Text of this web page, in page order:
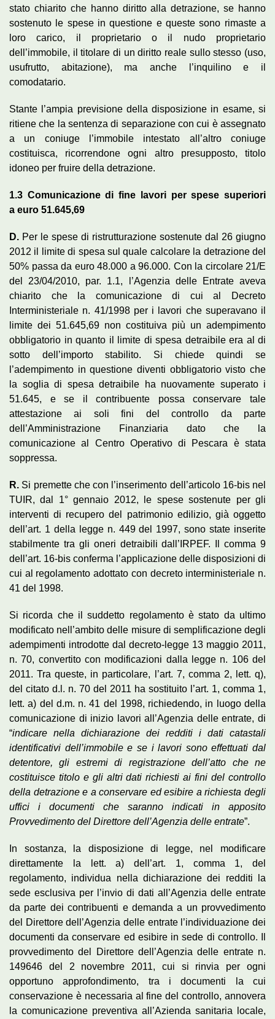
stato chiarito che hanno diritto alla detrazione, se hanno
sostenuto le spese in questione e queste sono rimaste a
loro carico, il proprietario o il nudo proprietario
dell’immobile, il titolare di un diritto reale sullo stesso (uso,
usufrutto, abitazione), ma anche l’inquilino e il
comodatario.
Stante l’ampia previsione della disposizione in esame, si
ritiene che la sentenza di separazione con cui è assegnato
a un coniuge l’immobile intestato all’altro coniuge
costituisca, ricorrendone ogni altro presupposto, titolo
idoneo per fruire della detrazione.
1.3 Comunicazione di fine lavori per spese superiori
a euro 51.645,69
D. Per le spese di ristrutturazione sostenute dal 26 giugno
2012 il limite di spesa sul quale calcolare la detrazione del
50% passa da euro 48.000 a 96.000. Con la circolare 21/E
del 23/04/2010, par. 1.1, l’Agenzia delle Entrate aveva
chiarito che la comunicazione di cui al Decreto
Interministeriale n. 41/1998 per i lavori che superavano il
limite dei 51.645,69 non costituiva più un adempimento
obbligatorio in quanto il limite di spesa detraibile era al di
sotto dell’importo stabilito. Si chiede quindi se
l’adempimento in questione diventi obbligatorio visto che
la soglia di spesa detraibile ha nuovamente superato i
51.645, e se il contribuente possa conservare tale
attestazione ai soli fini del controllo da parte
dell’Amministrazione Finanziaria dato che la
comunicazione al Centro Operativo di Pescara è stata
soppressa.
R. Si premette che con l’inserimento dell’articolo 16-bis nel
TUIR, dal 1° gennaio 2012, le spese sostenute per gli
interventi di recupero del patrimonio edilizio, già oggetto
dell’art. 1 della legge n. 449 del 1997, sono state inserite
stabilmente tra gli oneri detraibili dall’IRPEF. Il comma 9
dell’art. 16-bis conferma l’applicazione delle disposizioni di
cui al regolamento adottato con decreto interministeriale n.
41 del 1998.
Si ricorda che il suddetto regolamento è stato da ultimo
modificato nell’ambito delle misure di semplificazione degli
adempimenti introdotte dal decreto-legge 13 maggio 2011,
n. 70, convertito con modificazioni dalla legge n. 106 del
2011. Tra queste, in particolare, l’art. 7, comma 2, lett. q),
del citato d.l. n. 70 del 2011 ha sostituito l’art. 1, comma 1,
lett. a) del d.m. n. 41 del 1998, richiedendo, in luogo della
comunicazione di inizio lavori all’Agenzia delle entrate, di
“indicare nella dichiarazione dei redditi i dati catastali
identificativi dell’immobile e se i lavori sono effettuati dal
detentore, gli estremi di registrazione dell’atto che ne
costituisce titolo e gli altri dati richiesti ai fini del controllo
della detrazione e a conservare ed esibire a richiesta degli
uffici i documenti che saranno indicati in apposito
Provvedimento del Direttore dell’Agenzia delle entrate”.
In sostanza, la disposizione di legge, nel modificare
direttamente la lett. a) dell’art. 1, comma 1, del
regolamento, individua nella dichiarazione dei redditi la
sede esclusiva per l’invio di dati all’Agenzia delle entrate
da parte dei contribuenti e demanda a un provvedimento
del Direttore dell’Agenzia delle entrate l’individuazione dei
documenti da conservare ed esibire in sede di controllo. Il
provvedimento del Direttore dell’Agenzia delle entrate n.
149646 del 2 novembre 2011, cui si rinvia per ogni
opportuno approfondimento, tra i documenti la cui
conservazione è necessaria al fine del controllo, annovera
la comunicazione preventiva all’Azienda sanitaria locale,